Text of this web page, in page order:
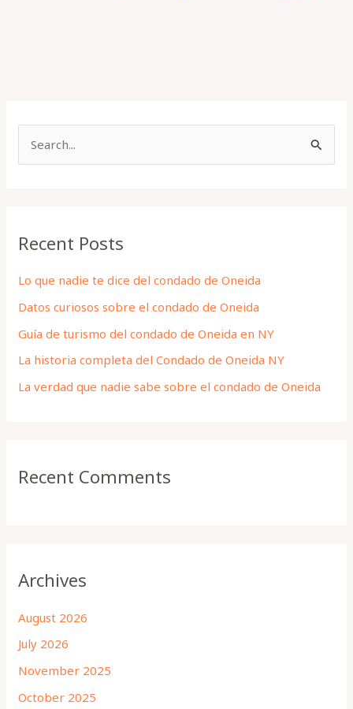
c
f
o
r
:
Recent Posts
Lo que nadie te dice del condado de Oneida
Datos curiosos sobre el condado de Oneida
Guía de turismo del condado de Oneida en NY
La historia completa del Condado de Oneida NY
La verdad que nadie sabe sobre el condado de Oneida
Recent Comments
Archives
August 2026
July 2026
November 2025
October 2025